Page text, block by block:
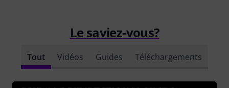
Le saviez-vous?
Tout Vidéos Guides Téléchargements